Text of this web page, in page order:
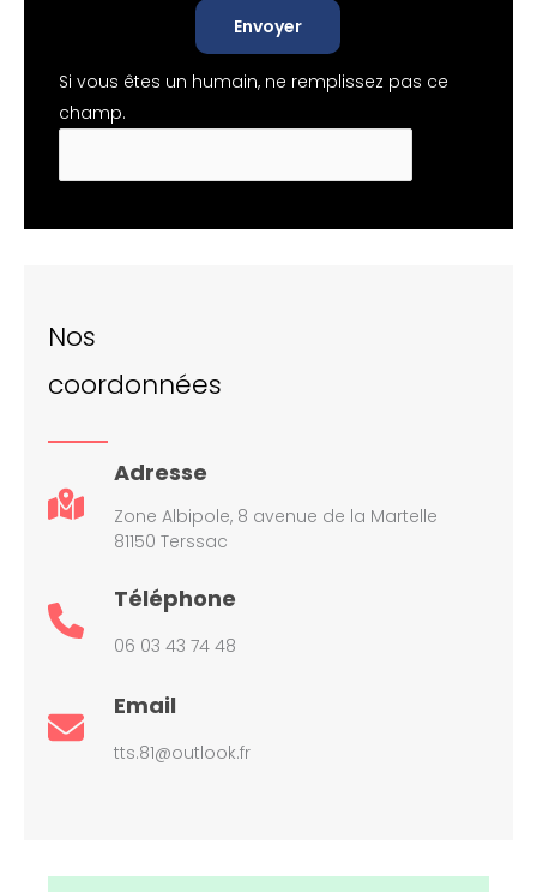
Envoyer
Si vous êtes un humain, ne remplissez pas ce
champ.
Nos
coordonnées
Adresse
Zone Albipole, 8 avenue de la Martelle
81150 Terssac
Téléphone
06 03 43 74 48
Email
tts.81@outlook.fr